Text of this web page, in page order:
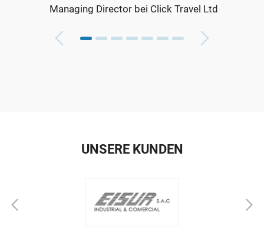
Managing Director bei Click Travel Ltd
UNSERE KUNDEN